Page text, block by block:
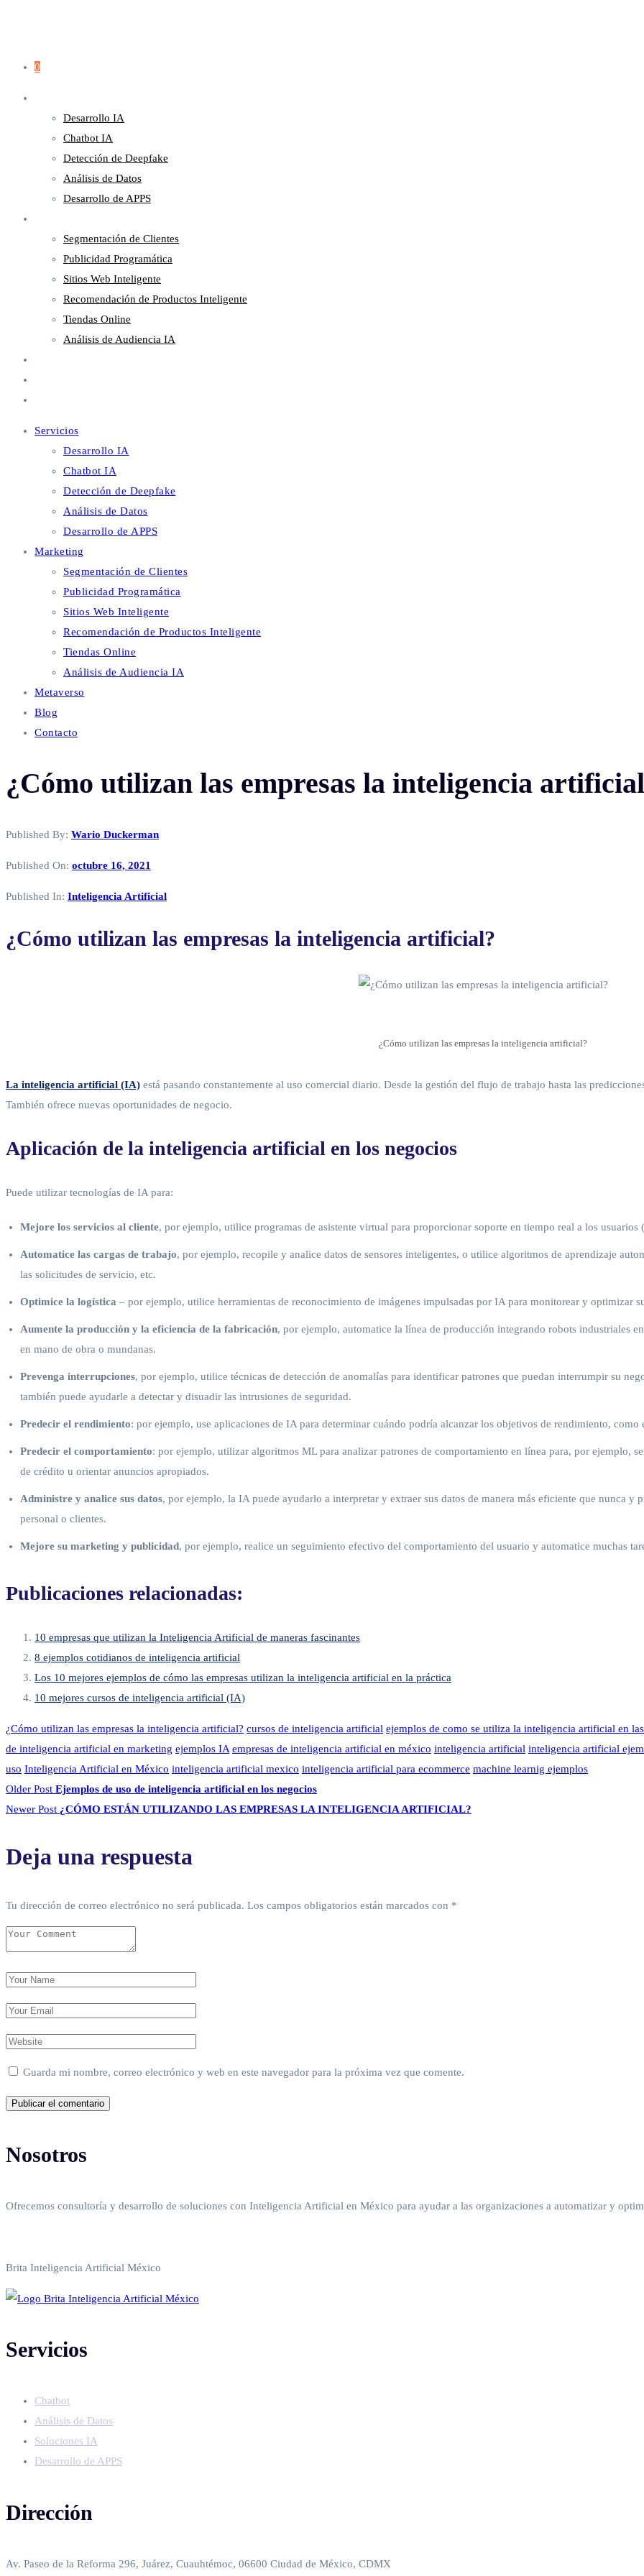
0
Desarrollo IA
Chatbot IA
Detección de Deepfake
Análisis de Datos
Desarrollo de APPS
Segmentación de Clientes
Publicidad Programática
Sitios Web Inteligente
Recomendación de Productos Inteligente
Tiendas Online
Análisis de Audiencia IA
Servicios
Desarrollo IA
Chatbot IA
Detección de Deepfake
Análisis de Datos
Desarrollo de APPS
Marketing
Segmentación de Clientes
Publicidad Programática
Sitios Web Inteligente
Recomendación de Productos Inteligente
Tiendas Online
Análisis de Audiencia IA
Metaverso
Blog
Contacto
¿Cómo utilizan las empresas la inteligencia
Published By: Wario Duckerman
Published On: octubre 16, 2021
Published In: Inteligencia Artificial
¿Cómo utilizan las empresas la inteligencia artificial?
¿Cómo utilizan las empresas la inteligencia artificial?
La inteligencia artificial (IA) está pasando constantemente al uso comercial diario. Desde la gestión del flujo de trabajo hasta las
También ofrece nuevas oportunidades de negocio.
Aplicación de la inteligencia artificial en los negocios
Puede utilizar tecnologías de IA para:
Mejore los servicios al cliente, por ejemplo, utilice programas de asistente virtual para proporcionar soporte en tiempo real a los
Automatice las cargas de trabajo, por ejemplo, recopile y analice datos de sensores inteligentes, o utilice algoritmos de aprendizaje
las solicitudes de servicio, etc.
Optimice la logística – por ejemplo, utilice herramientas de reconocimiento de imágenes impulsadas por IA para monitorear y optimizar
Aumente la producción y la eficiencia de la fabricación, por ejemplo, automatice la línea de producción integrando robots industriales
en mano de obra o mundanas.
Prevenga interrupciones, por ejemplo, utilice técnicas de detección de anomalías para identificar patrones que puedan interrumpir su
también puede ayudarle a detectar y disuadir las intrusiones de seguridad.
Predecir el rendimiento: por ejemplo, use aplicaciones de IA para determinar cuándo podría alcanzar los objetivos de rendimiento, como
Predecir el comportamiento: por ejemplo, utilizar algoritmos ML para analizar patrones de comportamiento en línea para, por ejemplo,
de crédito u orientar anuncios apropiados.
Administre y analice sus datos, por ejemplo, la IA puede ayudarlo a interpretar y extraer sus datos de manera más eficiente que nunca
personal o clientes.
Mejore su marketing y publicidad, por ejemplo, realice un seguimiento efectivo del comportamiento del usuario y automatice muchas
Publicaciones relacionadas:
10 empresas que utilizan la Inteligencia Artificial de maneras fascinantes
8 ejemplos cotidianos de inteligencia artificial
Los 10 mejores ejemplos de cómo las empresas utilizan la inteligencia artificial en la práctica
10 mejores cursos de inteligencia artificial (IA)
¿Cómo utilizan las empresas la inteligencia artificial? cursos de inteligencia artificial ejemplos de como se utiliza la inteligencia artificial en
de inteligencia artificial en marketing ejemplos IA empresas de inteligencia artificial en méxico inteligencia artificial inteligencia artificial
uso Inteligencia Artificial en México inteligencia artificial mexico inteligencia artificial para ecommerce machine learnig ejemplos
Older Post Ejemplos de uso de inteligencia artificial en los negocios
Newer Post ¿CÓMO ESTÁN UTILIZANDO LAS EMPRESAS LA INTELIGENCIA ARTIFICIAL?
Deja una respuesta
Tu dirección de correo electrónico no será publicada. Los campos obligatorios están marcados con *
Guarda mi nombre, correo electrónico y web en este navegador para la próxima vez que comente.
Nosotros
Ofrecemos consultoría y desarrollo de soluciones con Inteligencia Artificial en México para ayudar a las organizaciones a automatizar y
Brita Inteligencia Artificial México
Servicios
Chatbot
Análisis de Datos
Soluciones IA
Desarrollo de APPS
Dirección
Av. Paseo de la Reforma 296, Juárez, Cuauhtémoc, 06600 Ciudad de México, CDMX